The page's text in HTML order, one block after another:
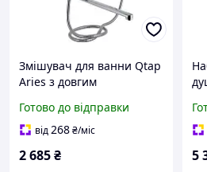
Змішувач для ванни Qtap
Aries з довгим
душовим гарнітуром)
QTARI2601CRM45558
Готово до відправки
від268₴/міс
2 685₴ 5